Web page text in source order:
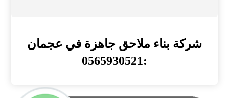
شركة بناء ملاحق جاهزة في عجمان
:0565930521